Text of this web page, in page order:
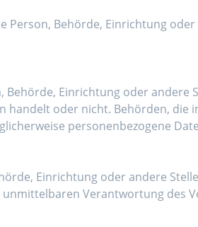
Behörde, Einrichtung
Einrichtung oder andere
handelt oder nicht. Behörden,
personenbezogene
Einrichtung oder andere
Verantwortung des